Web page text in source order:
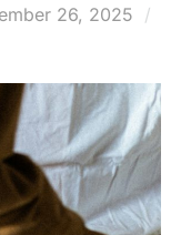
26, 2025